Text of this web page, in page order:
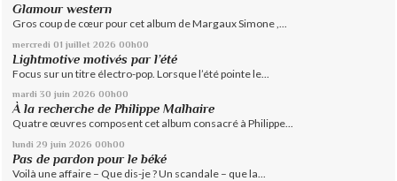
Glamour western
Gros coup de cœur pour cet album de Margaux Simone ,...
mercredi 01 juillet 2026 00h00
Lightmotive motivés par l’été
Focus sur un titre électro-pop. Lorsque l’été pointe le...
mardi 30 juin 2026 00h00
À la recherche de Philippe Malhaire
Quatre œuvres composent cet album consacré à Philippe...
lundi 29 juin 2026 00h00
Pas de pardon pour le béké
Voilà une affaire – Que dis-je ? Un scandale – que la...